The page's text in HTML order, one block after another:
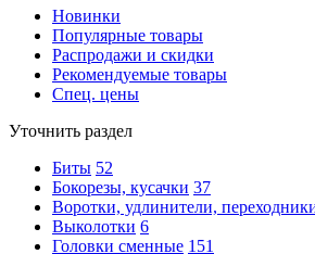
Новинки
Популярные товары
Распродажи и скидки
Рекомендуемые товары
Спец. цены
Уточнить раздел
Биты 52
Бокорезы, кусачки 37
Воротки, удлинители,
Выколотки 6
Головки сменные 151